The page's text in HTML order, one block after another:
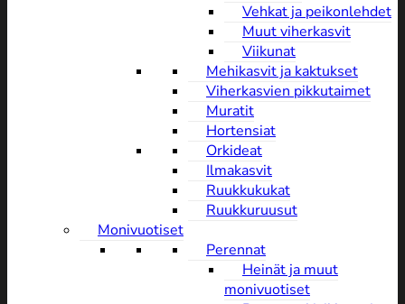
Vehkat ja peikonlehdet
Muut viherkasvit
Viikunat
Mehikasvit ja kaktukset
Viherkasvien pikkutaimet
Muratit
Hortensiat
Orkideat
Ilmakasvit
Ruukkukukat
Ruukkuruusut
Monivuotiset
Perennat
Heinät ja muut
monivuotiset